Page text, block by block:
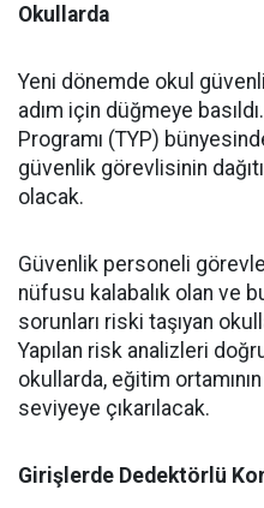
Okullarda
​Yeni dönemde okul
adım için düğmeye
Programı (TYP)
güvenlik görevlisinin
olacak.
​Güvenlik personeli
nüfusu kalabalık olan ve
sorunları riski taşıyan
Yapılan risk analizleri
okullarda, eğitim
seviyeye çıkarılacak.
Girişlerde Dedektörlü